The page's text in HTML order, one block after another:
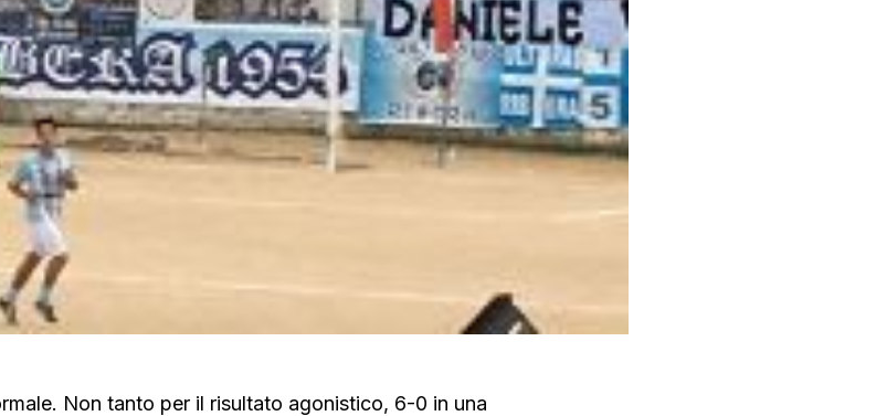
Non tanto per il risultato agonistico, 6-0 in una